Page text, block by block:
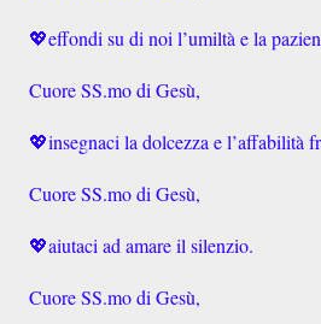
💖effondi su di noi l’umiltà e la
Cuore SS.mo di Gesù,
💖insegnaci la dolcezza e l’affabilità
Cuore SS.mo di Gesù,
💖aiutaci ad amare il silenzio.
Cuore SS.mo di Gesù,